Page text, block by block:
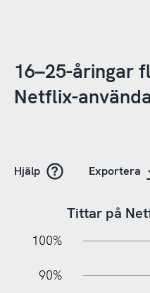
16–25-åringar
Netflix-
Hjälp Exportera
Tittar på
100%
90%